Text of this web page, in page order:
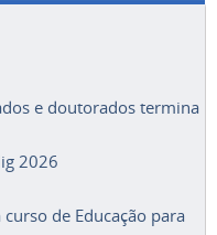
e doutorados termina
2026
de Educação para